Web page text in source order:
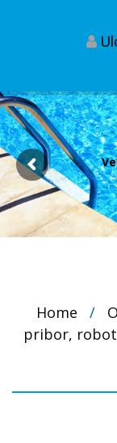
Home /
pribor,